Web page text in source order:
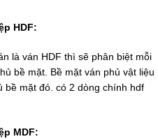
HDF:
là ván HDF thì sẽ phân biệt mỗi
bề mặt. Bề mặt ván phủ vật liệu
bề mặt đó. có 2 dòng chính hdf
MDF: